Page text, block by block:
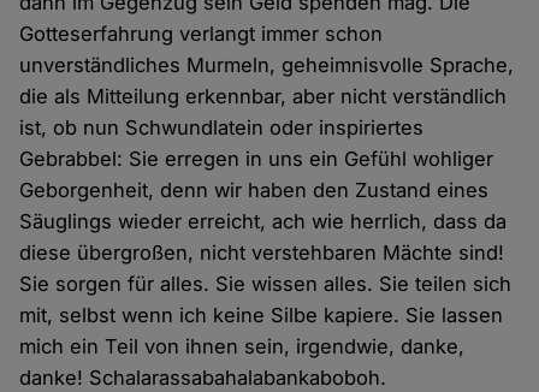
Gotteserfahrung verlangt immer schon
unverständliches Murmeln, geheimnisvolle Sprache,
die als Mitteilung erkennbar, aber nicht verständlich
ist, ob nun Schwundlatein oder inspiriertes
Gebrabbel: Sie erregen in uns ein Gefühl wohliger
Geborgenheit, denn wir haben den Zustand eines
Säuglings wieder erreicht, ach wie herrlich, dass da
diese übergroßen, nicht verstehbaren Mächte sind!
Sie sorgen für alles. Sie wissen alles. Sie teilen sich
mit, selbst wenn ich keine Silbe kapiere. Sie lassen
mich ein Teil von ihnen sein, irgendwie, danke,
danke! Schalarassabahalabankaboboh.